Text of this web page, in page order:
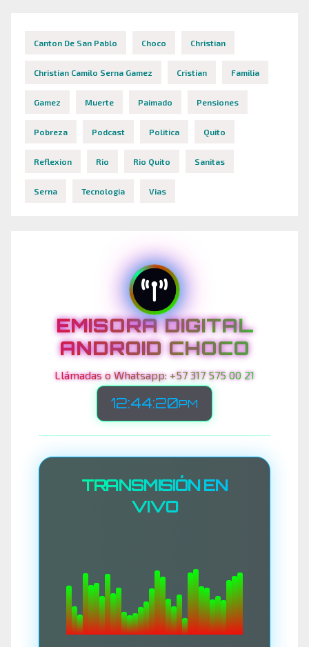
Canton De San Pablo Choco Christian
Christian Camilo Serna Gamez Cristian Familia
Gamez Muerte Paimado Pensiones
Pobreza Podcast Politica Quito
Reflexion Rio Rio Quito Sanitas
Serna Tecnologia Vias
EMISORA DIGITAL
ANDROID CHOCO
Llámadas o Whatsapp: +57 317 575 00 21
12:44:23PM
TRANSMISIÓN EN
VIVO